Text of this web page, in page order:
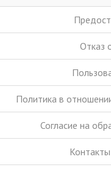
Отказ
Политика в
Согласие на